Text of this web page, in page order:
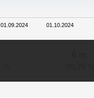
01.09.2024 01.10.2024